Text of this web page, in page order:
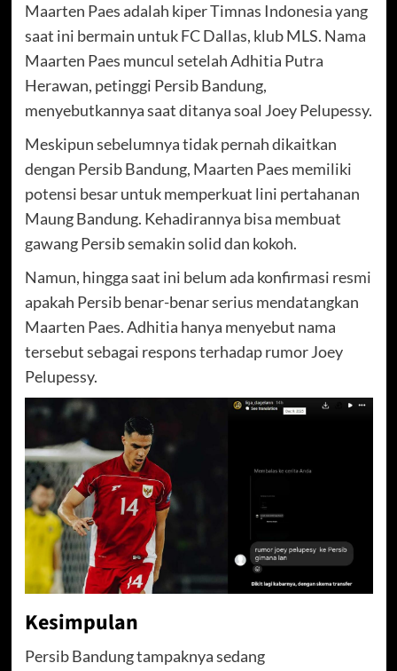
Maarten Paes adalah kiper Timnas Indonesia yang
saat ini bermain untuk FC Dallas, klub MLS. Nama
Maarten Paes muncul setelah Adhitia Putra
Herawan, petinggi Persib Bandung,
menyebutkannya saat ditanya soal Joey Pelupessy.
Meskipun sebelumnya tidak pernah dikaitkan
dengan Persib Bandung, Maarten Paes memiliki
potensi besar untuk memperkuat lini pertahanan
Maung Bandung. Kehadirannya bisa membuat
gawang Persib semakin solid dan kokoh.
Namun, hingga saat ini belum ada konfirmasi resmi
apakah Persib benar-benar serius mendatangkan
Maarten Paes. Adhitia hanya menyebut nama
tersebut sebagai respons terhadap rumor Joey
Pelupessy.
Kesimpulan
Persib Bandung tampaknya sedang